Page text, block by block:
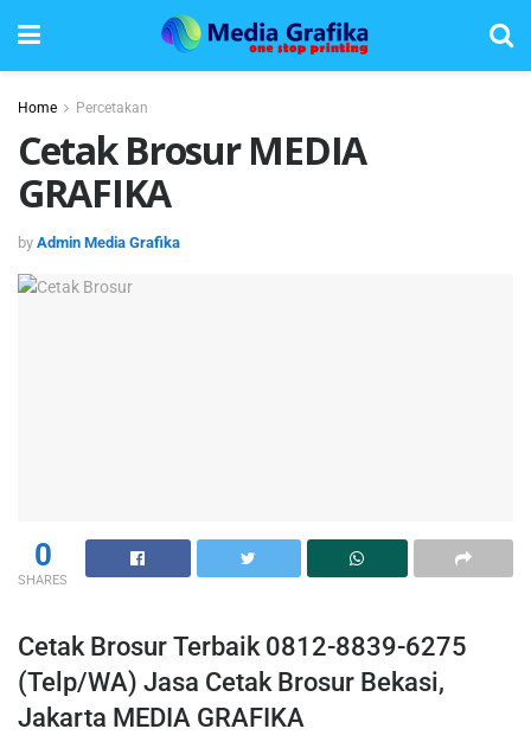
Home Percetakan
Cetak Brosur MEDIA
GRAFIKA
by Admin Media Grafika
0
SHARES
Cetak Brosur Terbaik 0812-8839-6275
(Telp/WA) Jasa Cetak Brosur Bekasi,
Jakarta MEDIA GRAFIKA